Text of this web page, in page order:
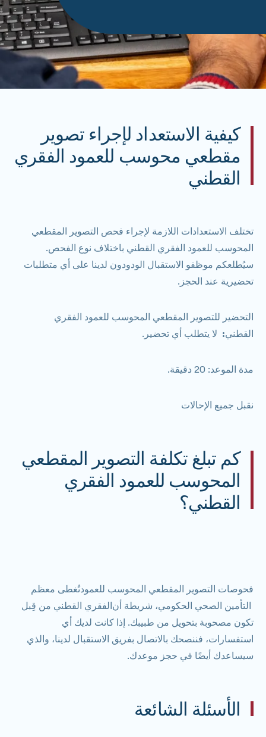
كيفية الاستعداد لإجراء تصوير
مقطعي محوسب للعمود الفقري
القطني
تختلف الاستعدادات اللازمة لإجراء فحص التصوير المقطعي
المحوسب للعمود الفقري القطني باختلاف نوع الفحص.
سيُطلعكم موظفو الاستقبال الودودون لدينا على أي متطلبات
تحضيرية عند الحجز.
التحضير للتصوير المقطعي المحوسب للعمود الفقري
القطني: لا يتطلب أي تحضير.
مدة الموعد: 20 دقيقة.
نقبل جميع الإحالات
كم تبلغ تكلفة التصوير المقطعي
المحوسب للعمود الفقري
القطني؟
تُغطى معظمفحوصات التصوير المقطعي المحوسب للعمود
الفقري القطني من قِبلالتأمين الصحي الحكومي، شريطة أن
تكون مصحوبة بتحويل من طبيبك. إذا كانت لديك أي
استفسارات، فننصحك بالاتصال بفريق الاستقبال لدينا، والذي
سيساعدك أيضًا في حجز موعدك.
الأسئلة الشائعة